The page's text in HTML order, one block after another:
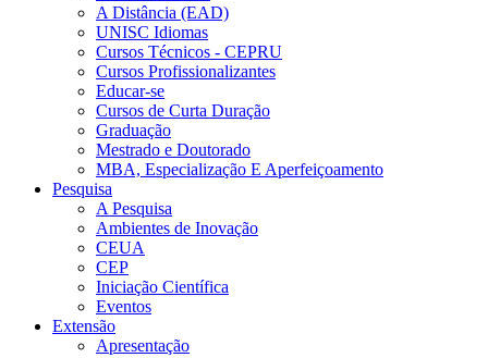
A Distância (EAD)
UNISC Idiomas
Cursos Técnicos - CEPRU
Cursos Profissionalizantes
Educar-se
Cursos de Curta Duração
Graduação
Mestrado e Doutorado
MBA, Especialização E Aperfeiçoamento
Pesquisa
A Pesquisa
Ambientes de Inovação
CEUA
CEP
Iniciação Científica
Eventos
Extensão
Apresentação